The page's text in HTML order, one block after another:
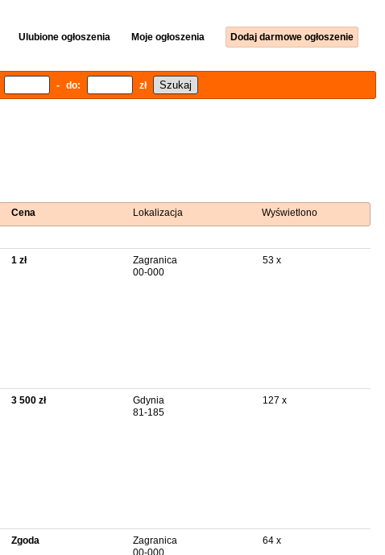
Ulubione ogłoszenia Moje ogłoszenia Dodaj darmowe ogłoszenie
- do: zł
Cena Lokalizacja Wyświetlono
1 zł
Zagranica
00-000
53 x
3 500 zł
Gdynia
81-185
127 x
Zgoda
Zagranica
00-000
64 x